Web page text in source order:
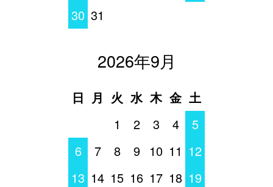
30 31
2026年9月
日 月 火 水 木 金 土
1
2 3 4
5
6
7 8 9 10 11 12
13 14 15 16 17 18 19